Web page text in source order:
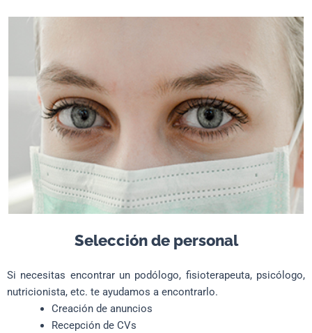
Selección de personal
Si necesitas encontrar un podólogo, fisioterapeuta, psicólogo,
nutricionista, etc. te ayudamos a encontrarlo.
Creación de anuncios
Recepción de CVs